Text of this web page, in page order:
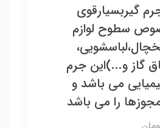
گیربسیارقوی
سطوح لوازم
گاز و...)این جرم
می باشد و
را می باشد